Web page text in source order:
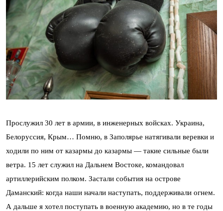
Прослужил 30 лет в армии, в инженерных войсках. Украина,
Белоруссия, Крым… Помню, в Заполярье натягивали веревки и
ходили по ним от казармы до казармы — такие сильные были
ветра. 15 лет служил на Дальнем Востоке, командовал
артиллерийским полком. Застали события на острове
Даманский: когда наши начали наступать, поддерживали огнем.
А дальше я хотел поступать в военную академию, но в те годы